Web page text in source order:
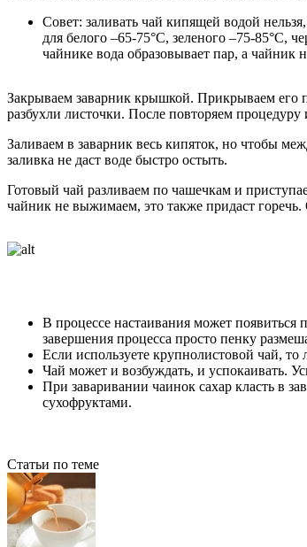
Совет: заливать чай кипящей водой
для белого –65-75°С, зеленого –75-85°С,
чайнике вода образовывает пар, а чайник
Закрываем заварник крышкой. Прикрываем его
разбухли листочки. После повторяем
Заливаем в заварник весь кипяток, но чтобы
заливка не даст воде быстро остыть.
Готовый чай разливаем по чашечкам и
чайник не выжимаем, это также придаст
В процессе настаивания может появиться
завершения процесса просто пенку
Если используете крупнолистовой чай, то
Чай может и возбуждать, и успокаивать.
При заваривании чаинок сахар класть в
сухофруктами.
Статьи по теме